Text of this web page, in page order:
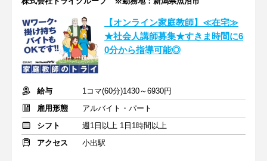
【オンライン家庭教師】≪在宅≫
★社会人講師募集★すきま時間に6
0分から指導可能◎
給与
1コマ(60分)1430～6930円
雇用形態
アルバイト・パート
シフト
週1日以上 1日1時間以上
アクセス
小出駅